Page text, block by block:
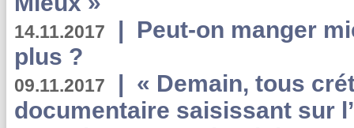
14.11.2017 | Peut-on manger
plus ?
09.11.2017 | « Demain, tous
documentaire saisissant sur